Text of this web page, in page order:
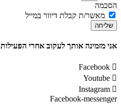
הסכמה
מאשר/ת קבלת דיוור במייל
שליחה
אני מזמינה אותך לעקוב אחרי הפעילות
Facebook
Youtube
Instagram
Facebook-messenger